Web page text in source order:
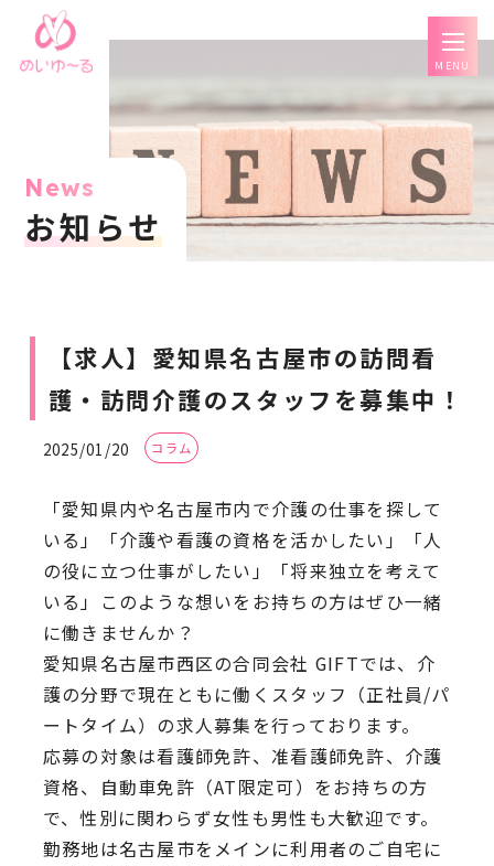
MENU
News
お知らせ
【求人】愛知県名古屋市の訪問看
護・訪問介護のスタッフを募集中！
2025/01/20 コラム
「愛知県内や名古屋市内で介護の仕事を探して
いる」「介護や看護の資格を活かしたい」「人
の役に立つ仕事がしたい」「将来独立を考えて
いる」このような想いをお持ちの方はぜひ一緒
に働きませんか？
愛知県名古屋市西区の合同会社 GIFTでは、介
護の分野で現在ともに働くスタッフ（正社員/パ
ートタイム）の求人募集を行っております。
応募の対象は看護師免許、准看護師免許、介護
資格、自動車免許（AT限定可）をお持ちの方
で、性別に関わらず女性も男性も大歓迎です。
勤務地は名古屋市をメインに利用者のご自宅に